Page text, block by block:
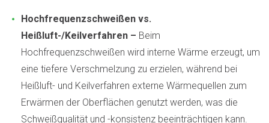
Hochfrequenzschweißen vs.
Heißluft-/Keilverfahren – Beim
Hochfrequenzschweißen wird interne Wärme erzeugt, um
eine tiefere Verschmelzung zu erzielen, während bei
Heißluft- und Keilverfahren externe Wärmequellen zum
Erwärmen der Oberflächen genutzt werden, was die
Schweißqualität und -konsistenz beeinträchtigen kann.